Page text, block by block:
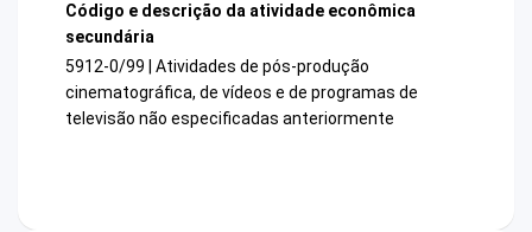
Código e descrição da atividade econômica
secundária
5912-0/99 | Atividades de pós-produção
cinematográfica, de vídeos e de programas de
televisão não especificadas anteriormente